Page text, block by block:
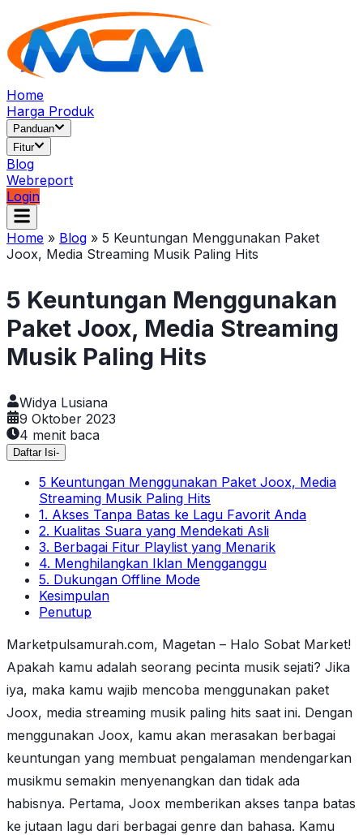
Home
Harga Produk
Panduan
Fitur
Blog
Webreport
Login
Home » Blog » 5 Keuntungan Menggunakan Paket
Joox, Media Streaming Musik Paling Hits
5 Keuntungan Menggunakan
Paket Joox, Media Streaming
Musik Paling Hits
Widya Lusiana
9 Oktober 2023
4 menit baca
Daftar Isi-
5 Keuntungan Menggunakan Paket Joox, Media
Streaming Musik Paling Hits
1. Akses Tanpa Batas ke Lagu Favorit Anda
2. Kualitas Suara yang Mendekati Asli
3. Berbagai Fitur Playlist yang Menarik
4. Menghilangkan Iklan Mengganggu
5. Dukungan Offline Mode
Kesimpulan
Penutup
Marketpulsamurah.com, Magetan – Halo Sobat Market!
Apakah kamu adalah seorang pecinta musik sejati? Jika
iya, maka kamu wajib mencoba menggunakan paket
Joox, media streaming musik paling hits saat ini. Dengan
menggunakan Joox, kamu akan merasakan berbagai
keuntungan yang membuat pengalaman mendengarkan
musikmu semakin menyenangkan dan tidak ada
habisnya. Pertama, Joox memberikan akses tanpa batas
ke jutaan lagu dari berbagai genre dan bahasa. Kamu